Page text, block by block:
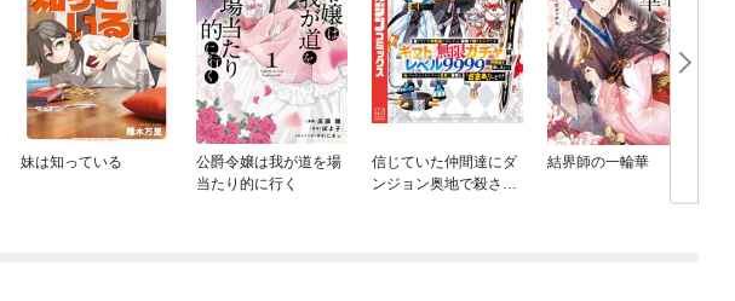
妹は知っている
公爵令嬢は我が道を場
当たり的に行く
信じていた仲間達にダ
ンジョン奥地で殺され
結界師の一輪華